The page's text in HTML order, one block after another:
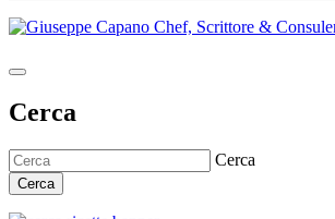
Cerca
Cerca
Cerca